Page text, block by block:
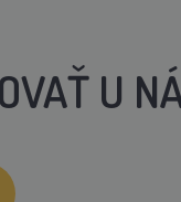
U